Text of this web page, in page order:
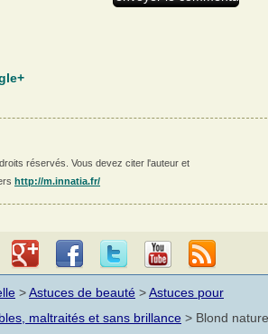
réservés. Vous devez citer l'auteur et
http://m.innatia.fr/
>Astuces de beauté >Astuces pour
maltraités et sans brillance > Blond